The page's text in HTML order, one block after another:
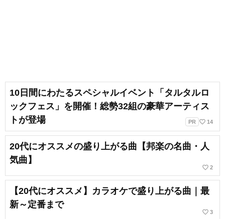
10日間にわたるスペシャルイベント「タルタルロ
ックフェス」を開催！総勢32組の豪華アーティス
トが登場
PR favorite_border 14
20代にオススメの盛り上がる曲【邦楽の名曲・人
気曲】
favorite_border 2
【20代にオススメ】カラオケで盛り上がる曲｜最
新～定番まで
favorite_border 3